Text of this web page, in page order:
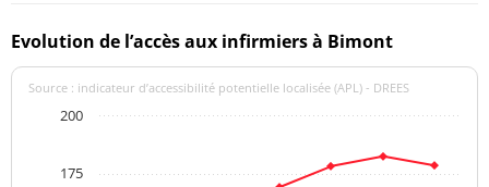
Evolution de l’accès aux infirmiers à Bimont
Source : indicateur d’accessibilité potentielle localisée (APL) - DREES
175
200